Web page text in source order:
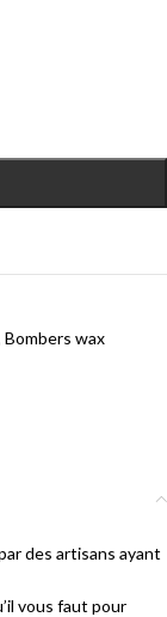
Bombers wax
des artisans ayant
vous faut pour